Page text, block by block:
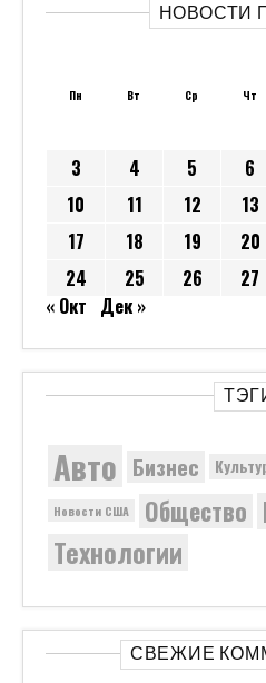
НОВОСТИ
Пн Вт Ср Чт
3
4 5 6
10
11 12 13
17
18 19 20
24
25 26 27
« Окт Дек »
Авто Бизнес
Новости США Общество
Технологии
СВЕЖИЕ